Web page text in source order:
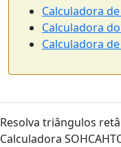
Calculadora
Calculadora
Calculadora
Resolva triângulos
Calculadora